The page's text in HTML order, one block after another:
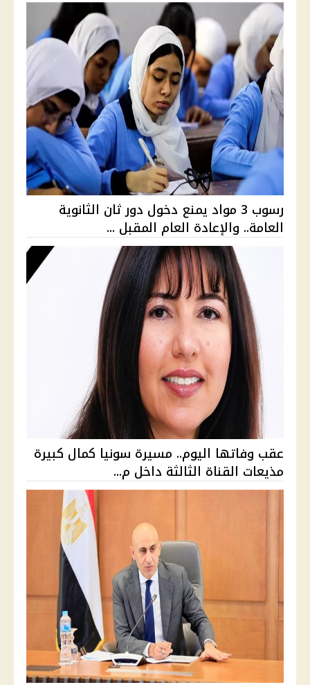
رسوب 3 مواد يمنع دخول دور ثان الثانوية
العامة.. والإعادة العام المقبل ...
عقب وفاتها اليوم.. مسيرة سونيا كمال كبيرة
مذيعات القناة الثالثة داخل م...